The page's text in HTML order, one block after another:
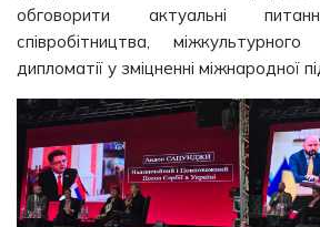
обговорити актуальні
співробітництва,
дипломатії у зміцненні міжнародної